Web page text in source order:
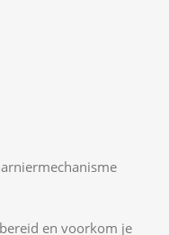
en voorkom je